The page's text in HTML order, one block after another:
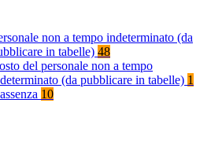
non a tempo indeterminato (da
in tabelle) 48
del personale non a tempo
(da pubblicare in tabelle) 1
10